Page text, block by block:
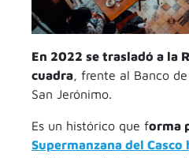
En 2022 se trasladó a la
cuadra , frente al Banco
San Jerónimo.
Es un histórico que forma
Supermanzana del